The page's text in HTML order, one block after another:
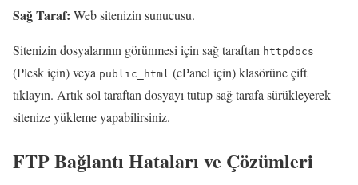
Sağ Taraf: Web sitenizin sunucusu.
Sitenizin dosyalarının görünmesi için sağ taraftan httpdocs
(Plesk için) veya public_html (cPanel için) klasörüne çift
tıklayın. Artık sol taraftan dosyayı tutup sağ tarafa sürükleyerek
sitenize yükleme yapabilirsiniz.
FTP Bağlantı Hataları ve Çözümleri